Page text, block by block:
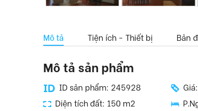
Mô tả Tiện ích - Thiết bị Bản
Mô tả sản phẩm
ID sản phẩm: 245928
Diện tích đất: 150 m2